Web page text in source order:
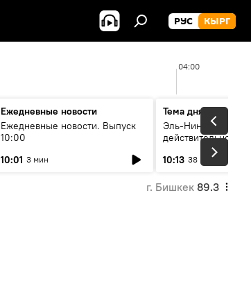
РУС КЫРГ
04:00
Ежедневные новости
Ежедневные новости. Выпуск
10:00
10:01 3 мин
Тема дня
Эль-Ниньо, жара и
действительно
погоду в
10:13 38 мин
г. Бишкек 89.3